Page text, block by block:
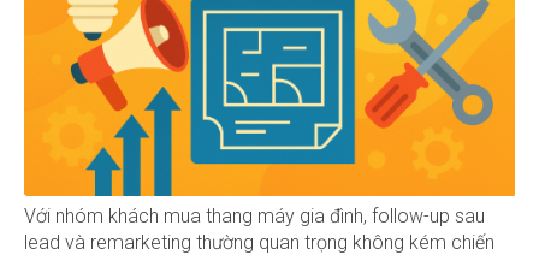
Với nhóm khách mua thang máy gia đình, follow-up sau
lead và remarketing thường quan trọng không kém chiến